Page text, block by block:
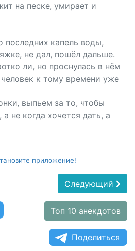
на песке, умирает и
последних капель воды,
не дал, пошёл дальше.
ли, но проснулась в нём
человек к тому времени уже
выпьем за то, чтобы
а не когда хочется дать, а
приложение!
Следующий
Топ 10 анекдотов
Поделиться